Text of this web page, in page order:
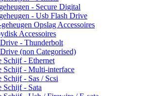
- Secure Digital
- Usb Flash Drive
Opslag Accessoires
Accessoires
- Thunderbolt
(non Categorised)
Schijf - Ethernet
Schijf - Multi-interface
Schijf - Sas / Scsi
Schijf - Sata